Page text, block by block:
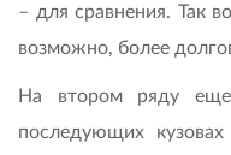
– для сравнения. Так
возможно, более
На втором ряду
последующих